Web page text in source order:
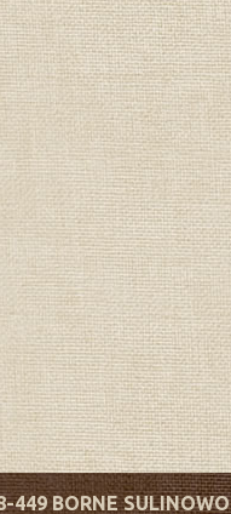
449 BORNE SULINOWO